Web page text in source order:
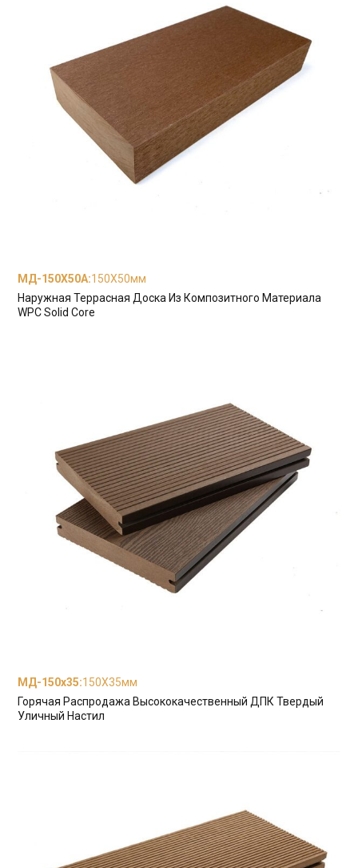
МД-150Х50А:150X50мм
Наружная Террасная Доска Из Композитного Материала
WPC Solid Core
МД-150x35:150X35мм
Горячая Распродажа Высококачественный ДПК Твердый
Уличный Настил